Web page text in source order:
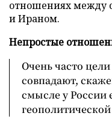
отношениях между
и Ираном.
Непростые
Очень часто
совпадают,
смысле у России